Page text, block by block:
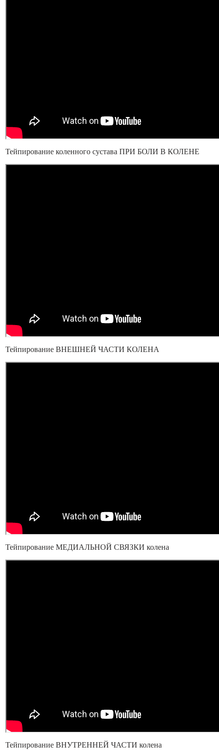
Тейпирование коленного сустава ПРИ БОЛИ В КОЛЕНЕ
Тейпирование ВНЕШНЕЙ ЧАСТИ КОЛЕНА
Тейпирование МЕДИАЛЬНОЙ СВЯЗКИ колена
Тейпирование ВНУТРЕННЕЙ ЧАСТИ колена